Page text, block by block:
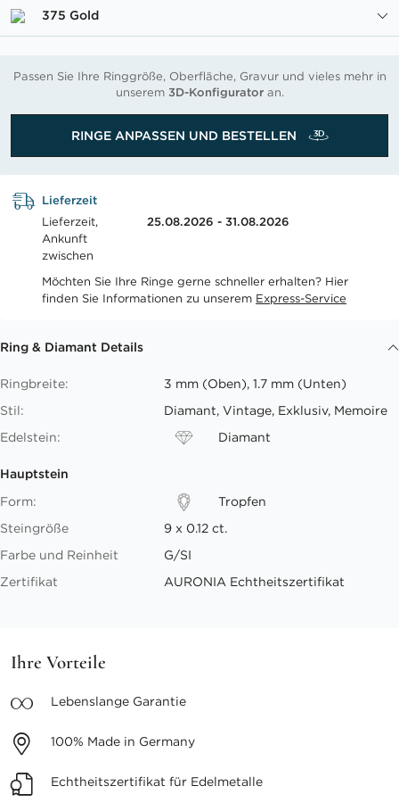
375 Gold
Passen Sie Ihre Ringgröße, Oberfläche, Gravur und vieles mehr in
unserem 3D-Konfiguratoran.
RINGE ANPASSEN UND BESTELLEN
Lieferzeit
Lieferzeit,
Ankunft
zwischen
25.08.2026 - 31.08.2026
Möchten Sie Ihre Ringe gerne schneller erhalten? Hier
finden Sie Informationen zu unserem Express-Service
Ring & Diamant Details
Ringbreite:
3 mm (Oben), 1.7 mm (Unten)
Stil:
Diamant, Vintage, Exklusiv, Memoire
Edelstein:
Diamant
Hauptstein
Form:
Tropfen
Steingröße
9 x 0.12 ct.
Farbe und Reinheit
G/SI
Zertifikat
AURONIA Echtheitszertifikat
Ihre Vorteile
Lebenslange Garantie
100% Made in Germany
Echtheitszertifikat für Edelmetalle